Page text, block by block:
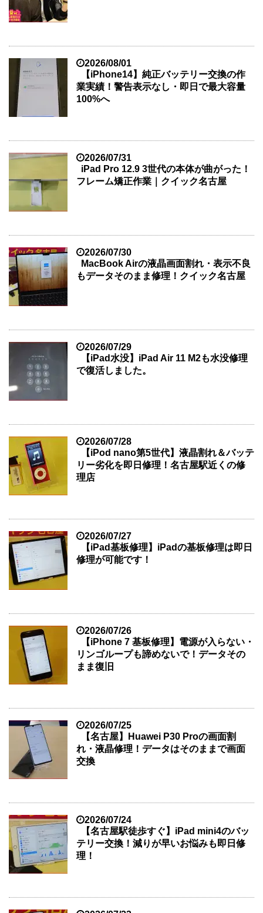
2026/08/01
【iPhone14】純正バッテリー交換の作
業実績！警告表示なし・即日で最大容量
100%へ
2026/07/31
iPad Pro 12.9 3世代の本体が曲がった！
フレーム矯正作業｜クイック名古屋
2026/07/30
MacBook Airの液晶画面割れ・表示不良
もデータそのまま修理！クイック名古屋
2026/07/29
【iPad水没】iPad Air 11 M2も水没修理
で復活しました。
2026/07/28
【iPod nano第5世代】液晶割れ＆バッテ
リー劣化を即日修理！名古屋駅近くの修
理店
2026/07/27
【iPad基板修理】iPadの基板修理は即日
修理が可能です！
2026/07/26
【iPhone 7 基板修理】電源が入らない・
リンゴループも諦めないで！データその
まま復旧
2026/07/25
【名古屋】Huawei P30 Proの画面割
れ・液晶修理！データはそのままで画面
交換
2026/07/24
【名古屋駅徒歩すぐ】iPad mini4のバッ
テリー交換！減りが早いお悩みも即日修
理！